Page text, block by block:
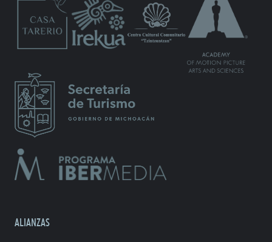
ALIANZAS